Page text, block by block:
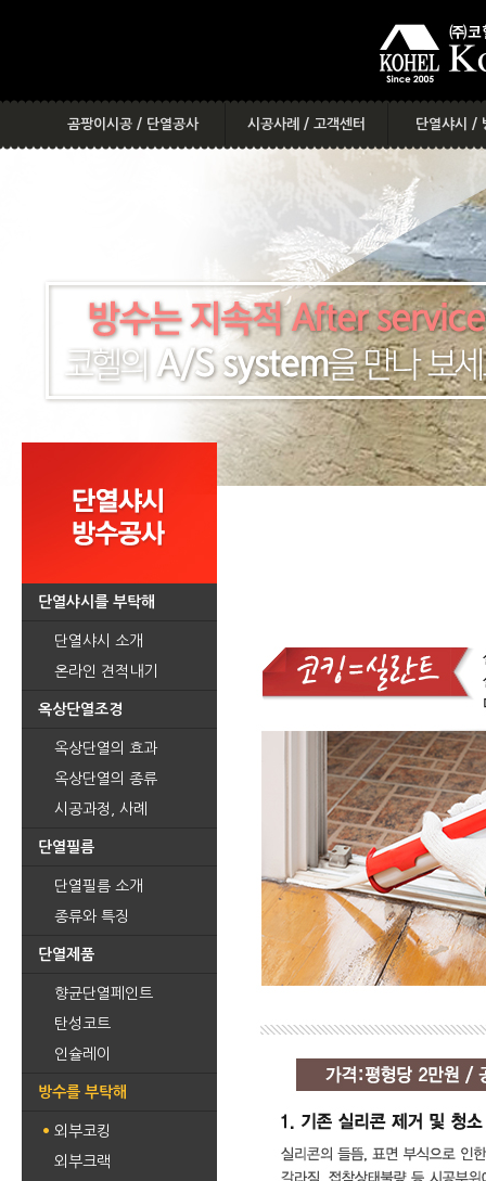
가
바
가
곰팡이시공 / 단열공사
참고법령
시공사례 / 고객센터
시공 스케줄
시공후기
공지사항
상담 전 필독사항
해결방안
시공절차
온라인 견적내기
SMS 상담요청
단열샤시 /
단열샤시
옥상단
단열
단열
방수를
단열샤시를 부탁해
단열샤시 소개
온라인 견적내기
옥상단열조경
옥상단열의 효과
옥상단열의 종류
시공과정, 사례
단열필름
단열필름 소개
종류와 특징
단열제품
향균단열페인트
탄성코트
인슐레이
방수를 부탁해
외부코킹
외부크랙